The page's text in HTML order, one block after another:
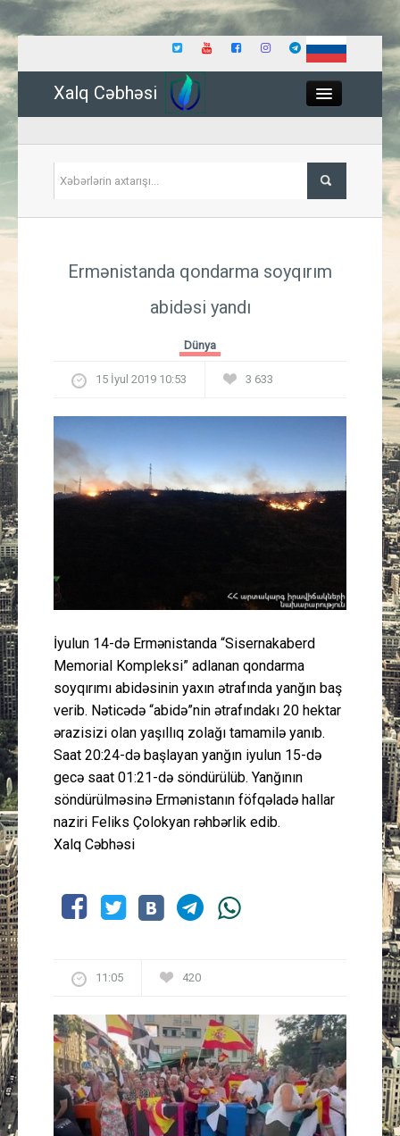
Xalq Cəbhəsi
İqtisadiyyat
Güney Azərbaycan
Mədəniyyət
Müsahibə
Layihə
Gündəm
Cəmiyyət
Peşə etikası
Ermənistanda qondarma soyqırım
abidəsi yandı
Dünya
15 İyul 2019 10:53 3 633
İyulun 14-də Ermənistanda “Sisernakaberd
Memorial Kompleksi” adlanan qondarma
soyqırımı abidəsinin yaxın ətrafında yanğın baş
verib. Nəticədə “abidə”nin ətrafındakı 20 hektar
ərazisizi olan yaşıllıq zolağı tamamilə yanıb.
Saat 20:24-də başlayan yanğın iyulun 15-də
gecə saat 01:21-də söndürülüb. Yanğının
söndürülməsinə Ermənistanın föfqəladə hallar
naziri Feliks Çolokyan rəhbərlik edib.
Xalq Cəbhəsi
11:05 420